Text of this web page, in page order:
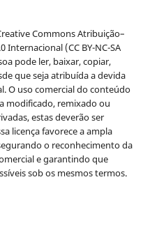
Commons Atribuição–
Internacional (CC BY-NC-SA
pode ler, baixar, copiar,
que seja atribuída a devida
O uso comercial do conteúdo
modificado, remixado ou
estas deverão ser
licença favorece a ampla
o reconhecimento da
e garantindo que
sob os mesmos termos.